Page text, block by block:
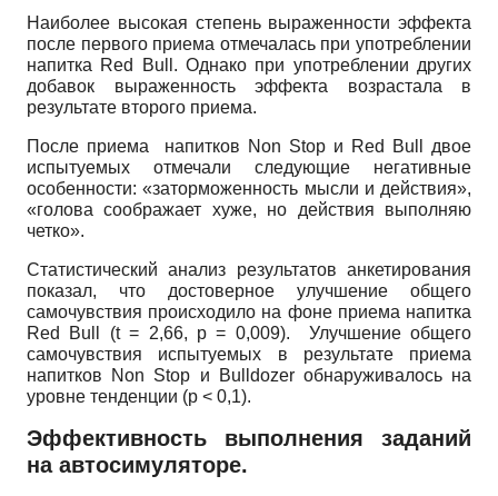
Наиболее высокая степень выраженности эффекта
после первого приема отмечалась при употреблении
напитка Red Bull. Однако при употреблении других
добавок выраженность эффекта возрастала в
результате второго приема.
После приема напитков Non Stop и Red Bull двое
испытуемых отмечали следующие негативные
особенности: «заторможенность мысли и действия»,
«голова соображает хуже, но действия выполняю
четко».
Статистический анализ результатов анкетирования
показал, что достоверное улучшение общего
самочувствия происходило на фоне приема напитка
Red Bull (t = 2,66, р = 0,009). Улучшение общего
самочувствия испытуемых в результате приема
напитков Non Stop и Bulldozer обнаруживалось на
уровне тенденции (p < 0,1).
Эффективность выполнения заданий
на автосимуляторе.